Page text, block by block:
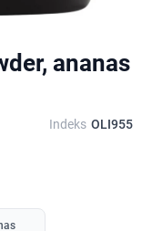
ananas
Indeks OLI955